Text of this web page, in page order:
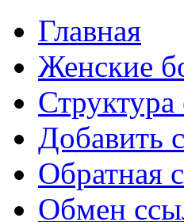
Главная
Женские
Структура
Добавить
Обратная
Обмен